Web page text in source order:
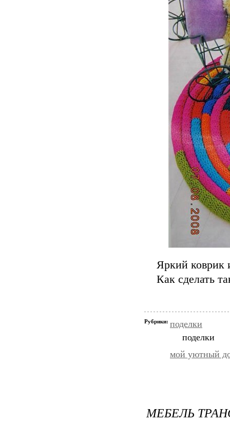
Яркий коврик
Как сделать
Рубрики: поделки
поделки
мой уютный
МЕБЕЛЬ